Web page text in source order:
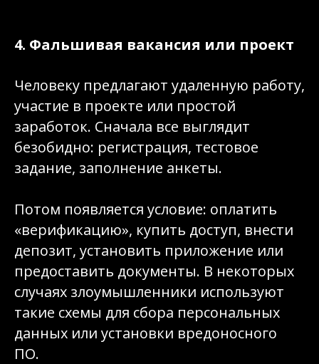
4. Фальшивая вакансия или проект
Человеку предлагают удаленную работу,
участие в проекте или простой
заработок. Сначала все выглядит
безобидно: регистрация, тестовое
задание, заполнение анкеты.
Потом появляется условие: оплатить
«верификацию», купить доступ, внести
депозит, установить приложение или
предоставить документы. В некоторых
случаях злоумышленники используют
такие схемы для сбора персональных
данных или установки вредоносного
ПО.